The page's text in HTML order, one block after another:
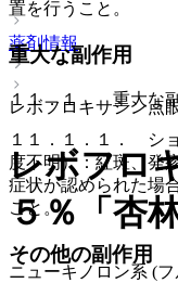
置を行うこと。
重大な副作用
１１．１． 重大な
１１．１．１． シ
度不明）：紅斑、発
症状が認められた場
こと。
その他の副作用
薬剤情報
レボフロキサシン点
レボフロ
５％「杏林
ニューキノロン系 (